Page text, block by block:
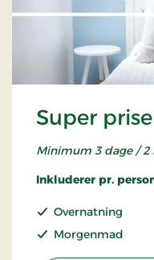
Super
Minimum 3 dage /
Inkluderer pr.
Overnatning
Morgenmad